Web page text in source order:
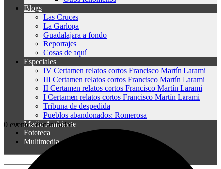
Blogs
Las Cruces
La Garlopa
Guadalajara a fondo
Reportajes
Cosas de aquí
Especiales
IV Certamen relatos cortos Francisco Martín Larami
III Certamen relatos cortos Francisco Martín Larami
II Certamen relatos cortos Francisco Martín Larami
I Certamen relatos cortos Francisco Martín Larami
Tribuna de despedida
Pueblos abandonados: Romerosa
Medio Ambiente
Fototeca
Multimedia
0 eventos encontrados.